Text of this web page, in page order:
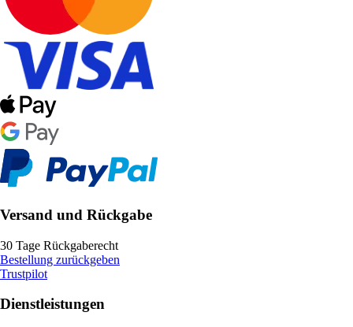
Versand und Rückgabe
30 Tage Rückgaberecht
Bestellung zurückgeben
Trustpilot
Dienstleistungen